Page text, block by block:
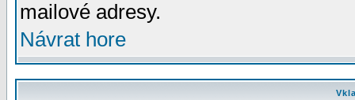
mailové adresy.
Návrat hore